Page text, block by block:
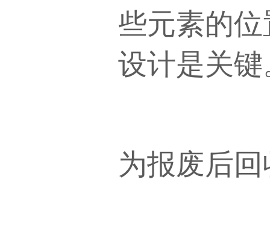
些元素的
设计是关键
为报废后